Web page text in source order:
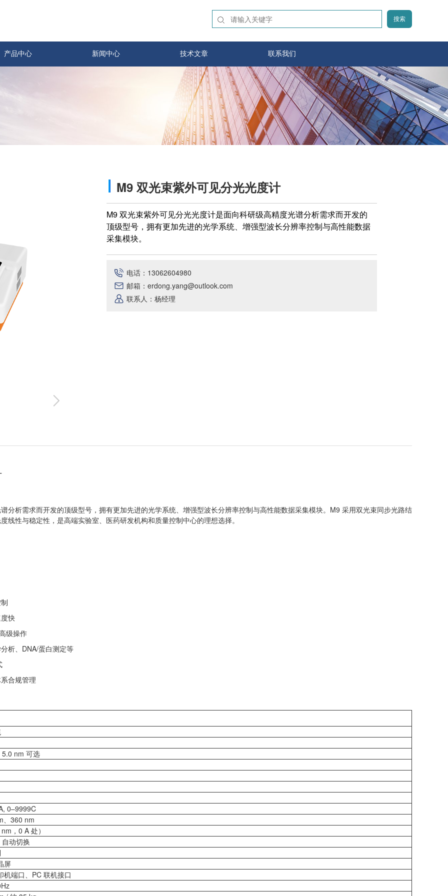
搜索
产品中心 新闻中心 技术文章 联系我们
M9 双光束紫外可见分光光度计
M9 双光束紫外可见分光光度计是面向科研级高精度光谱分析需求而开发的
顶级型号，拥有更加先进的光学系统、增强型波长分辨率控制与高性能数据
采集模块。
电话：13062604980
邮箱：erdong.yang@outlook.com
联系人：杨经理
分析需求而开发的顶级型号，拥有更加先进的光学系统、增强型波长分辨率控制与高性能数据采集模块。M9 采用双光束同步光路结
性与稳定性，是高端实验室、医药研发机构和质量控制中心的理想选择。
快
级操作
析、DNA/蛋白测定等
合规管理
nm 可选
0–9999C
、360 nm
，0 A 处）
动切换
屏
机端口、PC 联机接口